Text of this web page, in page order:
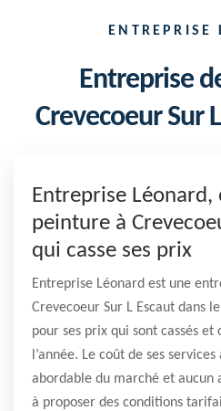
ENTREPRISE
Entreprise
Crevecoeur Sur
Entreprise
peinture à
qui casse ses prix
Entreprise Léonard est une
Crevecoeur Sur L Escaut dans
pour ses prix qui sont cassés
l’année. Le coût de ses
abordable du marché et aucun
à proposer des conditions